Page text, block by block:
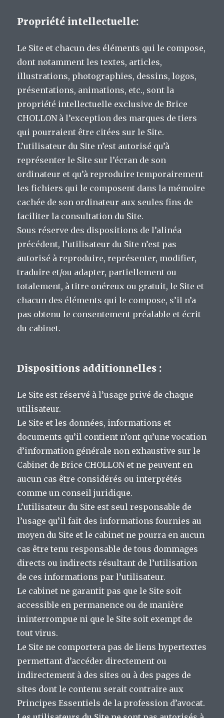
Propriété intellectuelle:
Le Site et chacun des éléments qui le compose,
dont notamment les textes, articles,
illustrations, photographies, dessins, logos,
présentations, animations, etc., sont la
propriété intellectuelle exclusive de Brice
CHOLLON à l’exception des marques de tiers
qui pourraient être citées sur le Site.
L’utilisateur du Site n’est autorisé qu’à
représenter le Site sur l’écran de son
ordinateur et qu’à reproduire temporairement
les fichiers qui le composent dans la mémoire
cachée de son ordinateur aux seules fins de
faciliter la consultation du Site.
Sous réserve des dispositions de l’alinéa
précédent, l’utilisateur du Site n’est pas
autorisé à reproduire, représenter, modifier,
traduire et/ou adapter, partiellement ou
totalement, à titre onéreux ou gratuit, le Site et
chacun des éléments qui le compose, s’il n’a
pas obtenu le consentement préalable et écrit
du cabinet.
Dispositions additionnelles :
Le Site est réservé à l’usage privé de chaque
utilisateur.
Le Site et les données, informations et
documents qu’il contient n’ont qu’une vocation
d’information générale non exhaustive sur le
Cabinet de Brice CHOLLON et ne peuvent en
aucun cas être considérés ou interprétés
comme un conseil juridique.
L’utilisateur du Site est seul responsable de
l’usage qu’il fait des informations fournies au
moyen du Site et le cabinet ne pourra en aucun
cas être tenu responsable de tous dommages
directs ou indirects résultant de l’utilisation
de ces informations par l’utilisateur.
Le cabinet ne garantit pas que le Site soit
accessible en permanence ou de manière
ininterrompue ni que le Site soit exempt de
tout virus.
Le Site ne comportera pas de liens hypertextes
permettant d’accéder directement ou
indirectement à des sites ou à des pages de
sites dont le contenu serait contraire aux
Principes Essentiels de la profession d’avocat.